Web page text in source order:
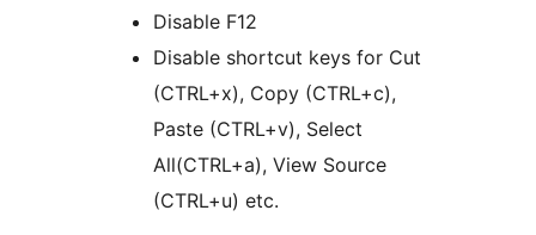
Disable F12
Disable shortcut keys for Cut
(CTRL+x), Copy (CTRL+c),
Paste (CTRL+v), Select
All(CTRL+a), View Source
(CTRL+u) etc.